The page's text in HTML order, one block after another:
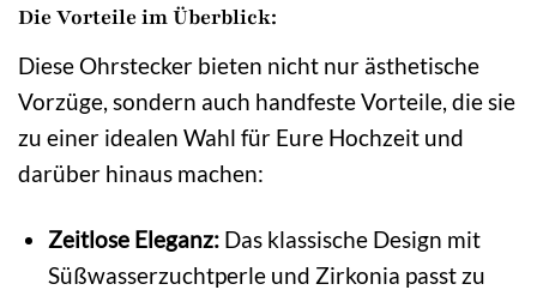
Die Vorteile im Überblick:
Diese Ohrstecker bieten nicht nur ästhetische
Vorzüge, sondern auch handfeste Vorteile, die sie
zu einer idealen Wahl für Eure Hochzeit und
darüber hinaus machen:
Zeitlose Eleganz:Das klassische Design mit
Süßwasserzuchtperle und Zirkonia passt zu